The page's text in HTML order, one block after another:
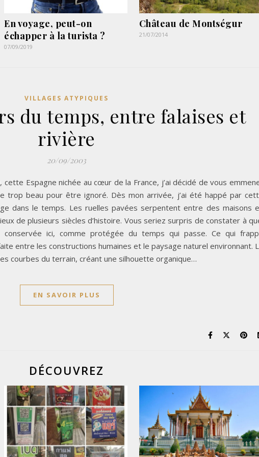
En voyage, peut-on
échapper à la turista ?
07/09/2019
Château de Montségur
21/07/2014
VILLAGES ATYPIQUES
du temps, entre falaises et
rivière
20/09/2003
Espagne nichée au cœur de la France, j’ai décidé de vous
trop beau pour être ignoré. Dès mon arrivée, j’ai été happé par
dans le temps. Les ruelles pavées serpentent entre des maisons
de plusieurs siècles d’histoire. Vous seriez surpris de constater à
conservée ici, comme protégée du temps qui passe. Ce qui
entre les constructions humaines et le paysage naturel environnant.
courbes du terrain, créant une silhouette organique…
EN SAVOIR PLUS
DÉCOUVREZ